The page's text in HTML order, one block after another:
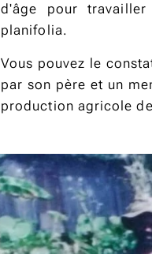
d'âge pour
planifolia.
Vous pouvez le
par son père et un
production agricole